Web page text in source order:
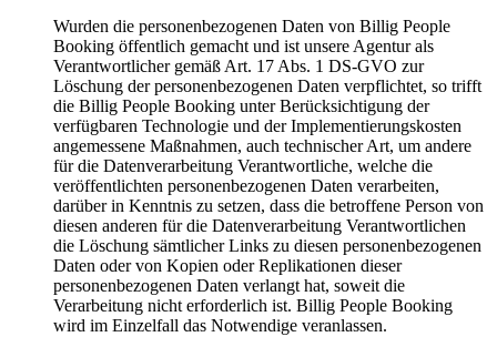
Wurden die personenbezogenen Daten von Billig People
Booking öffentlich gemacht und ist unsere Agentur als
Verantwortlicher gemäß Art. 17 Abs. 1 DS-GVO zur
Löschung der personenbezogenen Daten verpflichtet, so trifft
die Billig People Booking unter Berücksichtigung der
verfügbaren Technologie und der Implementierungskosten
angemessene Maßnahmen, auch technischer Art, um andere
für die Datenverarbeitung Verantwortliche, welche die
veröffentlichten personenbezogenen Daten verarbeiten,
darüber in Kenntnis zu setzen, dass die betroffene Person von
diesen anderen für die Datenverarbeitung Verantwortlichen
die Löschung sämtlicher Links zu diesen personenbezogenen
Daten oder von Kopien oder Replikationen dieser
personenbezogenen Daten verlangt hat, soweit die
Verarbeitung nicht erforderlich ist. Billig People Booking
wird im Einzelfall das Notwendige veranlassen.